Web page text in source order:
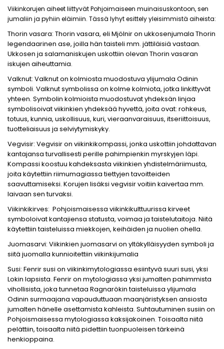
Viikinkorujen aiheet liittyvät Pohjoimaiseen muinaisuskontoon, sen
jumaliin ja pyhiin eläimiin. Tässä lyhyt esittely yleisimmistä aiheista:
Thorin vasara: Thorin vasara, eli Mjölnir on ukkosenjumala Thorin
legendaarinen ase, joilla hän taisteli mm. jättiläisiä vastaan.
Ukkosen ja salamaniskujen uskottiin olevan Thorin vasaran
iskujen aiheuttamia.
Valknut: Valknut on kolmiosta muodostuva ylijumala Odinin
symboli. Valknut symbolissa on kolme kolmiota, jotka linkittyvät
yhteen. Symbolin kolmioista muodostuvat yhdeksän linjaa
symbolisoivat viikinkien yhdeksää hyvettä, joita ovat: rohkeus,
totuus, kunnia, uskollisuus, kuri, vieraanvaraisuus, itseriittoisuus,
tuotteliaisuus ja selviytymiskyky.
Vegvisir: Vegvisir on viikinkikompassi, jonka uskottiin johdattavan
kantajansa turvallisesti perille pahimpienkin myrskyjen läpi.
Kompassi koostuu kahdeksasta viikinkien yhdistelmäriimusta,
joita käytettiin riimumagiassa tiettyjen tavoitteiden
saavuttamiseksi. Korujen lisäksi vegvisir voitiin kaivertaa mm.
laivaan sen turvaksi.
Viikinkikirves: Pohjoismaisessa viikinkikulttuurissa kirveet
symboloivat kantajiensa statusta, voimaa ja taistelutaitoja. Niitä
käytettiin taisteluissa miekkojen, keihäiden ja nuolien ohella.
Juomasarvi: Viikinkien juomasarvi on yltäkylläisyyden symboli ja
siitä juomalla kunnioitettiin viikinkijumalia
Susi: Fenrir susi on viikinkimytologiassa esiintyvä suuri susi, yksi
Lokin lapsista. Fenrir on mytologiassa yksi jumalten pahimmista
vihollisista, joka tunnetaa Ragnarökin taisteluissa ylijumala
Odinin surmaajana vapauduttuaan maanjäristyksen ansiosta
jumalten hänelle asettamista kahleista. Suhtautuminen susiin on
Pohjoismaisessa mytologiassa kaksijakoinen. Toisaalta niitä
pelättiin, toisaalta niitä pidettiin tuonpuoleisen tärkeinä
henkioppaina.